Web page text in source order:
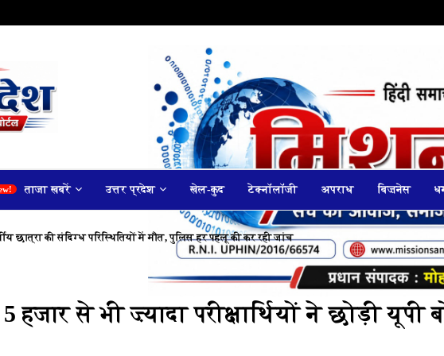
ताजा खबरें उत्तर प्रदेश खेल-कुद टेक्नॉलॉजी अपराध बिज़नेस
छात्रा की संदिग्ध परिस्थितियों में मौत, पुलिस हर पहलू की कर रही जांच
से भी ज़्यादा परीक्षार्थियों ने छोड़ी यूपी